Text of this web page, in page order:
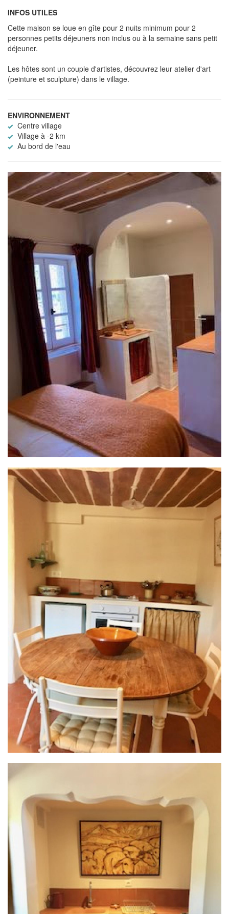
INFOS UTILES
Cette maison se loue en gîte pour 2 nuits minimum pour 2
personnes petits déjeuners non inclus ou à la semaine sans petit
déjeuner.
Les hôtes sont un couple d'artistes, découvrez leur atelier d'art
(peinture et sculpture) dans le village.
ENVIRONNEMENT
Centre village
Village à -2 km
Au bord de l'eau